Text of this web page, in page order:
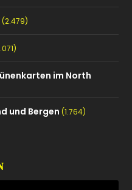
(2.479)
im North
und Bergen (1.764)